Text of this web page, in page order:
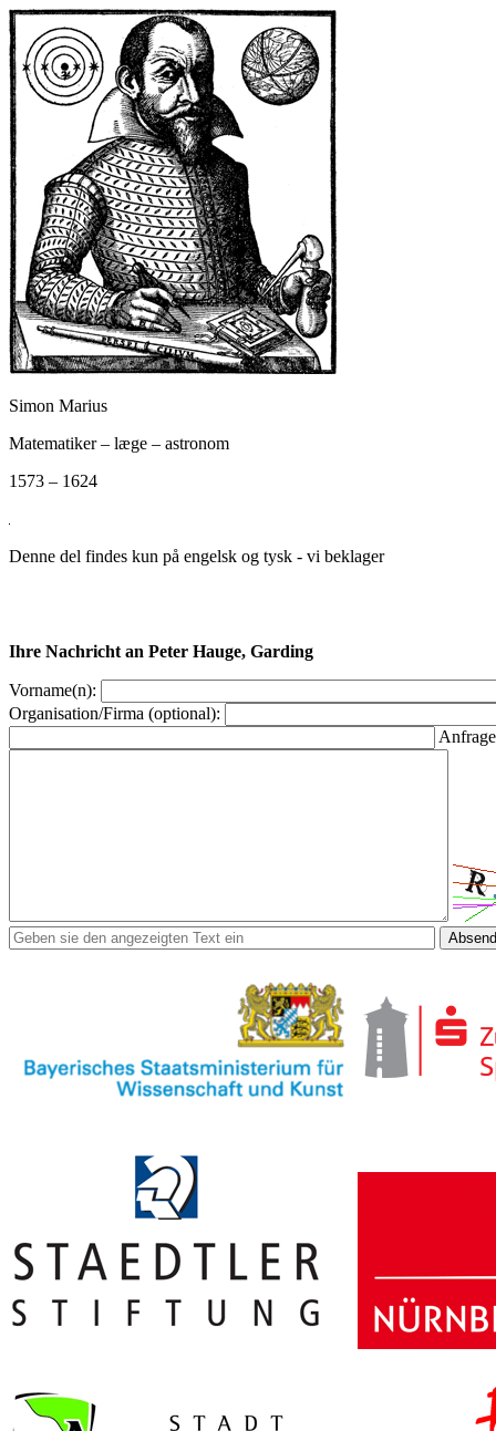
Simon Marius
Matematiker – læge – astronom
1573 – 1624
Denne del findes kun på engelsk og tysk - vi beklager
Ihre Nachricht an Peter Hauge, Garding
Vorname(n):
Organisation/Firma (optional):